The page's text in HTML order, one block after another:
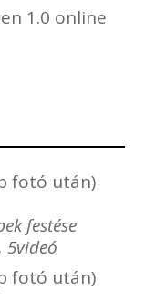
1.0 online
fotó után)
festése
5videó
fotó után)